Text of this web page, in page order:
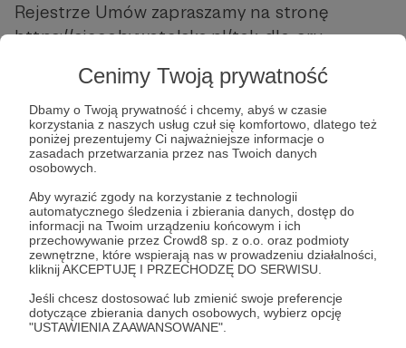
Cenimy Twoją prywatność
Dbamy o Twoją prywatność i chcemy, abyś w czasie
korzystania z naszych usług czuł się komfortowo, dlatego też
poniżej prezentujemy Ci najważniejsze informacje o
zasadach przetwarzania przez nas Twoich danych
osobowych.
Aby wyrazić zgody na korzystanie z technologii
automatycznego śledzenia i zbierania danych, dostęp do
informacji na Twoim urządzeniu końcowym i ich
przechowywanie przez Crowd8 sp. z o.o. oraz podmioty
zewnętrzne, które wspierają nas w prowadzeniu działalności,
kliknij AKCEPTUJĘ I PRZECHODZĘ DO SERWISU.
Jeśli chcesz dostosować lub zmienić swoje preferencje
dotyczące zbierania danych osobowych, wybierz opcję
"USTAWIENIA ZAAWANSOWANE".
Rejestrze Umów zapraszamy na stronę
https://siecobywatelska.pl/tak-dla-cru
P.S. Dziś w Sejmie kolejne podejście do CRU.
Lewica zapowiedziała złożenie poprawki, by
powiązać próg publikowania umów w
rejestrze z płacą minimalną. A co pozostali
koalicjanci? Nadal milczą.
watchdog takdlacru jawnosć finanfepubliczne
Udostępnij